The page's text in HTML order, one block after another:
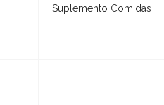
Suplemento Comidas